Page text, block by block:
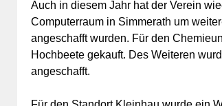
Auch in diesem Jahr hat der Verein
Computerraum in Simmerath um
angeschafft wurden. Für den
Hochbeete gekauft. Des Weiteren
angeschafft.